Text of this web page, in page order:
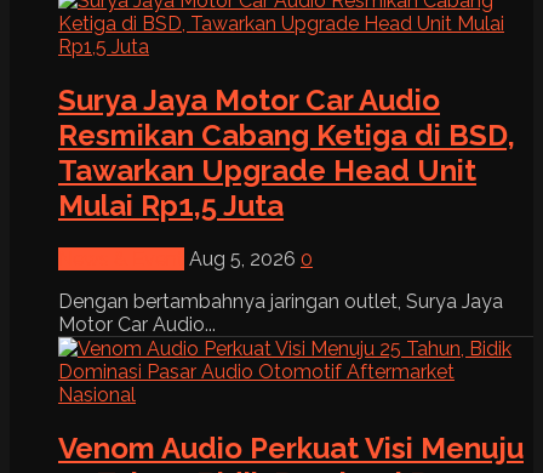
Surya Jaya Motor Car Audio
Resmikan Cabang Ketiga di BSD,
Tawarkan Upgrade Head Unit
Mulai Rp1,5 Juta
Aug 5, 2026 0
Dengan bertambahnya jaringan outlet, Surya Jaya
Motor Car Audio...
Venom Audio Perkuat Visi Menuju